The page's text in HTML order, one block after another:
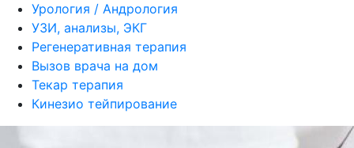
Урология / Андрология
УЗИ, анализы, ЭКГ
Регенеративная терапия
Вызов врача на дом
Текар терапия
Кинезио тейпирование